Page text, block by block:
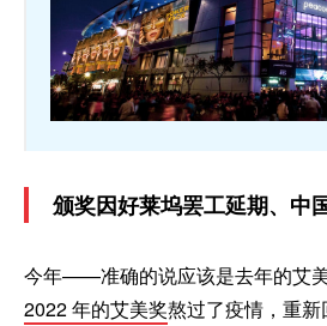
颁奖因好莱坞罢工延期、中
今年——准确的说应该是去年的艾
2022 年的艾美奖熬过了疫情，重